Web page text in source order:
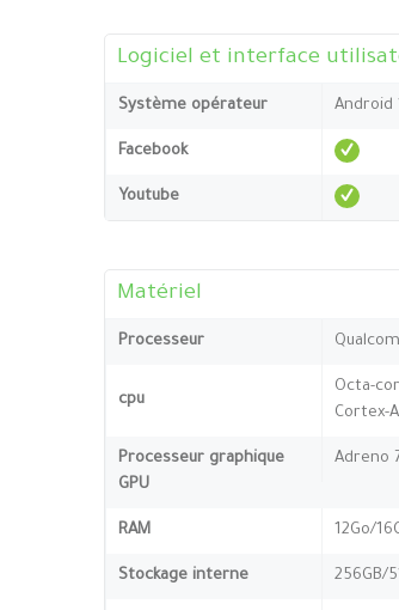
Logiciel et interface
Système opérateur Android
Facebook
Youtube
Matériel
Processeur
cpu
Octa-
Cortex-
Processeur graphique
GPU
Adreno
RAM 12Go/
Stockage interne 256GB/